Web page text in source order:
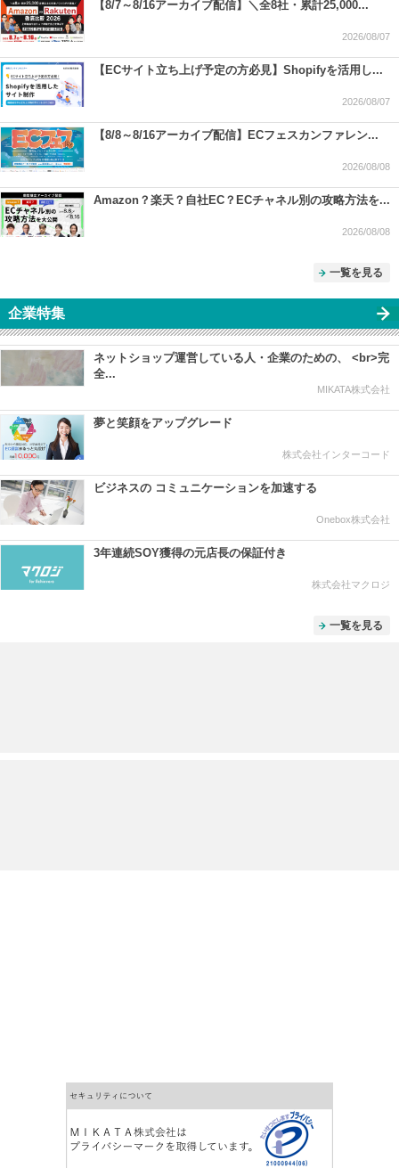
【8/7～8/16アーカイブ配信】＼全8社・累計25,000...
2026/08/07
【ECサイト立ち上げ予定の方必見】Shopifyを活用し...
2026/08/07
【8/8～8/16アーカイブ配信】ECフェスカンファレン...
2026/08/08
Amazon？楽天？自社EC？ECチャネル別の攻略方法を...
2026/08/08
一覧を見る
企業特集
ネットショップ運営している人・企業のための、 <br>完
全...
MIKATA株式会社
夢と笑顔をアップグレード
株式会社インターコード
ビジネスの コミュニケーションを加速する
Onebox株式会社
3年連続SOY獲得の元店長の保証付き
株式会社マクロジ
一覧を見る